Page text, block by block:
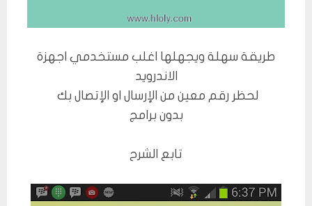
طريقة سهلة ويجهلها اغلب مستخدمي اجهزة
الاندرويد
لحظر رقم معين من الإرسال او الإتصال بك
بدون برامج
تابع الشرح